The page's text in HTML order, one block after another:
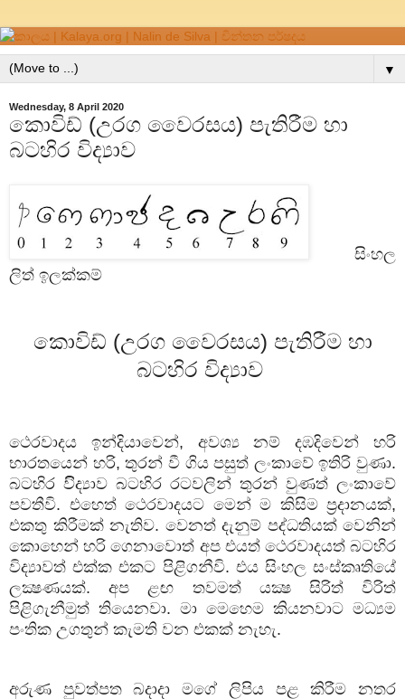
▼
Wednesday, 8 April 2020
කොවිඩ් (උරග වෛරසය) පැතිරීම හා
බටහිර විද්‍යාව
සිංහල
ලිත් ඉලක්කම්
කොවිඩ් (උරග වෛරසය) පැතිරීම හා
බටහිර විද්‍යාව
ථෙරවාදය ඉන්දියාවෙන්, අවශ්‍ය නම් දඹදිවෙන් හරි
භාරතයෙන් හරි, තුරන් වී ගිය පසුත් ලංකාවේ ඉතිරි වුණා.
බටහිර විිද්‍යාව බටහිර රටවලින් තුරන් වුණත් ලංකාවේ
පවතීවි. එහෙත් ථෙරවාදයට මෙන් ම කිසිම ප්‍රදානයක්,
එකතු කිරීමක් නැතිව. වෙනත් දැනුම් පද්ධතියක් වෙනින්
කොහෙන් හරි ගෙනාවොත් අප එයත් ථෙරවාදයත් බටහිර
විද්‍යාවත් එක්ක එකට පිළිගනීවි. එය සිංහල සංස්කෘතියේ
ලක්‍ෂණයක්. අප ළඟ තවමත් යක්‍ෂ සිරිත් විරිත්
පිළිගැනීමුත් තියෙනවා. මා මෙහෙම කියනවාට මධ්‍යම
පංතික උගතුන් කැමති වන එකක් නැහැ.
අරුණ පුවත්පත බදාදා මගේ ලිපිය පළ කිරීම නතර